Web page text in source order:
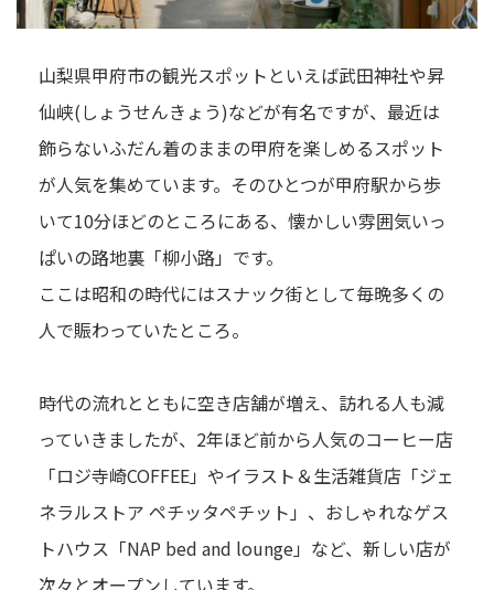
山梨県甲府市の観光スポットといえば武田神社や昇
仙峡(しょうせんきょう)などが有名ですが、最近は
飾らないふだん着のままの甲府を楽しめるスポット
が人気を集めています。そのひとつが甲府駅から歩
いて10分ほどのところにある、懐かしい雰囲気いっ
ぱいの路地裏「柳小路」です。
ここは昭和の時代にはスナック街として毎晩多くの
人で賑わっていたところ。
時代の流れとともに空き店舗が増え、訪れる人も減
っていきましたが、2年ほど前から人気のコーヒー店
「ロジ寺崎COFFEE」やイラスト＆生活雑貨店「ジェ
ネラルストア ペチッタペチット」、おしゃれなゲス
トハウス「NAP bed and lounge」など、新しい店が
次々とオープンしています。